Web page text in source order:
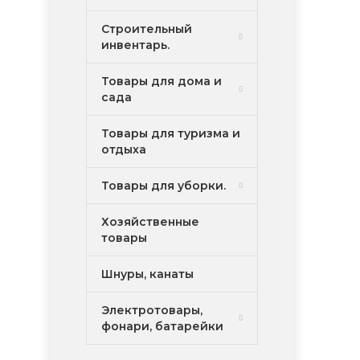
Строительный
инвентарь.
Товары для дома и
сада
Товары для туризма и
отдыха
Товары для уборки.
Хозяйственные
товары
Шнуры, канаты
Электротовары,
фонари, батарейки